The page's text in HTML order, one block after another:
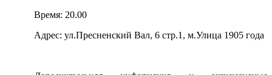
Время: 20.00
Адрес: ул.Пресненский Вал, 6 стр.1, м.Улица 1905 года